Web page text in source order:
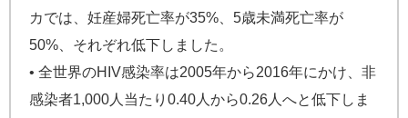
カでは、妊産婦死亡率が35%、5歳未満死亡率が
50%、それぞれ低下しました。
• 全世界のHIV感染率は2005年から2016年にかけ、非
感染者1,000人当たり0.40人から0.26人へと低下しま